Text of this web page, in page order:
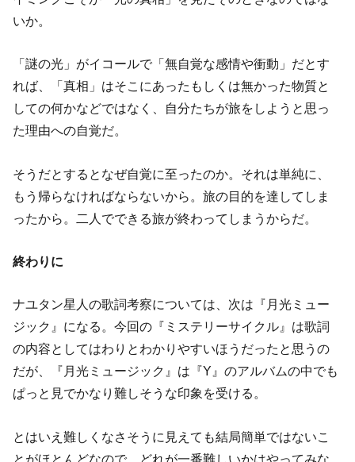
いか。
「謎の光」がイコールで「無自覚な感情や衝動」だとす
れば、「真相」はそこにあったもしくは無かった物質と
しての何かなどではなく、自分たちが旅をしようと思っ
た理由への自覚だ。
そうだとするとなぜ自覚に至ったのか。それは単純に、
もう帰らなければならないから。旅の目的を達してしま
ったから。二人でできる旅が終わってしまうからだ。
終わりに
ナユタン星人の歌詞考察については、次は『月光ミュー
ジック』になる。今回の『ミステリーサイクル』は歌詞
の内容としてはわりとわかりやすいほうだったと思うの
だが、『月光ミュージック』は『Y』のアルバムの中でも
ぱっと見でかなり難しそうな印象を受ける。
とはいえ難しくなさそうに見えても結局簡単ではないこ
とがほとんどなので、どれが一番難しいかはやってみな